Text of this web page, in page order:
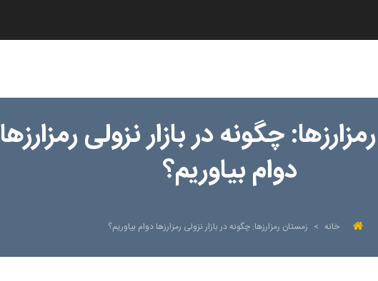
چگونه در بازار نزولی رمز‌ارز‌ها
دوام بیاوریم؟
خانه > زمستان رمزارزها: چگونه در بازار نزولی رمز‌ارز‌ها دوام بیاوریم؟